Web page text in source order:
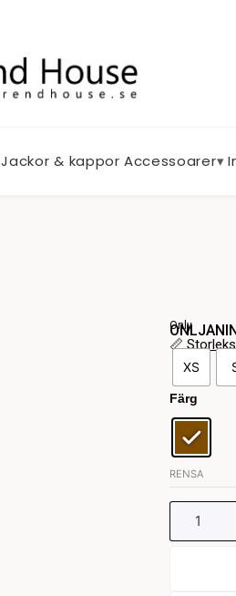
Jackor & kappor Accessoarer▾
Only
📏
XS
Färg
RENSA
STINA
FAUX
SUEDE
SHACKET
mängd